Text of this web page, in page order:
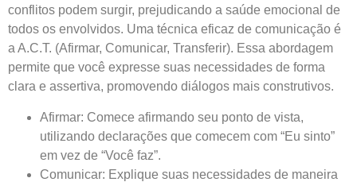
conflitos podem surgir, prejudicando a saúde emocional de
todos os envolvidos. Uma técnica eficaz de comunicação é
a A.C.T. (Afirmar, Comunicar, Transferir). Essa abordagem
permite que você expresse suas necessidades de forma
clara e assertiva, promovendo diálogos mais construtivos.
Afirmar: Comece afirmando seu ponto de vista,
utilizando declarações que comecem com “Eu sinto”
em vez de “Você faz”.
Comunicar: Explique suas necessidades de maneira